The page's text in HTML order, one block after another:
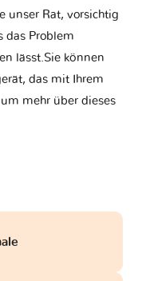
unser Rat, vorsichtig
das Problem
lässt.Sie können
das mit Ihrem
mehr über dieses